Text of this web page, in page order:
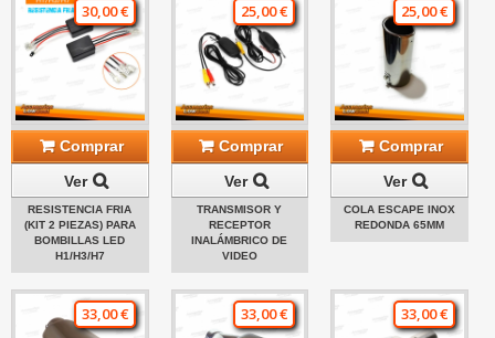
30,00 €
Comprar
Ver
RESISTENCIA FRIA
(KIT 2 PIEZAS) PARA
BOMBILLAS LED
H1/H3/H7
25,00 €
Comprar
Ver
TRANSMISOR Y
RECEPTOR
INALÁMBRICO DE
VIDEO
25,00 €
Comprar
Ver
COLA ESCAPE INOX
REDONDA 65MM
33,00 € 33,00 € 33,00 €